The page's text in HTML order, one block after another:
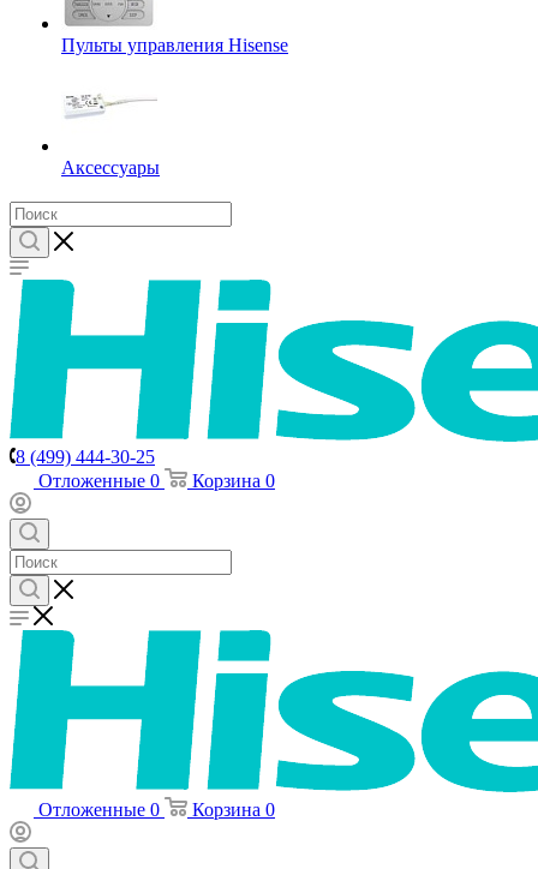
Пульты управления Hisense
Аксессуары
8 (499) 444-30-25
Отложенные 0 Корзина 0
Отложенные 0 Корзина 0